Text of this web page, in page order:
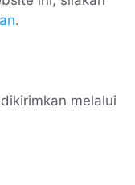
.
melalui